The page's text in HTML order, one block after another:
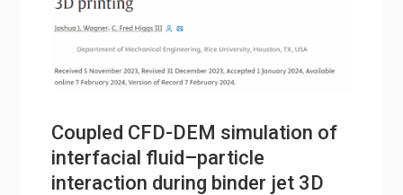
Coupled CFD-DEM simulation of
interfacial fluid–particle
interaction during binder jet 3D